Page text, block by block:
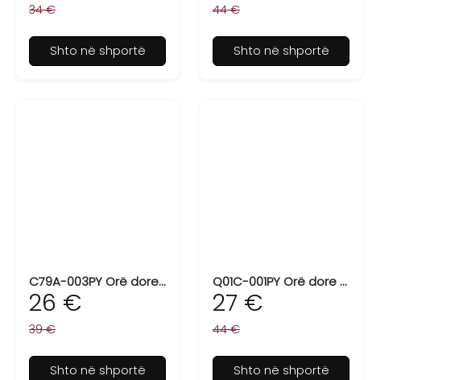
34 €
Shto në shportë
44 €
Shto në shportë
C79A-003PY Orë dore për femra Q&Q
26 €
39 €
Shto në shportë
Q01C-001PY Orë dore për femra Q&Q
27 €
44 €
Shto në shportë